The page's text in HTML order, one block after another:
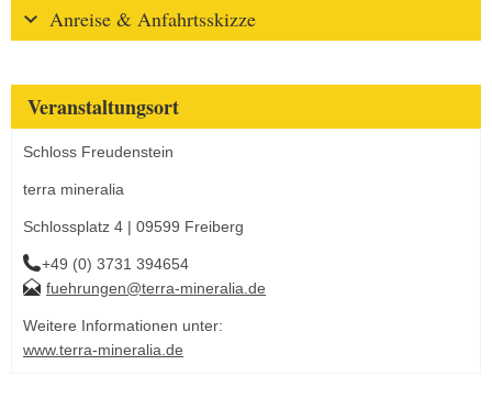
Anreise & Anfahrtsskizze
Veranstaltungsort
Schloss Freudenstein
terra mineralia
Schlossplatz 4 | 09599 Freiberg
+49 (0) 3731 394654
fuehrungen@terra-mineralia.de
Weitere Informationen unter:
www.terra-mineralia.de